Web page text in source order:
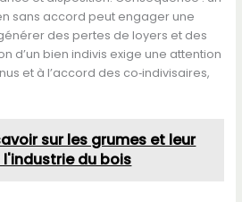
sans accord peut engager une
des pertes de loyers et des
d’un bien indivis exige une attention
et à l’accord des co‑indivisaires,
sur les grumes et leur
du bois